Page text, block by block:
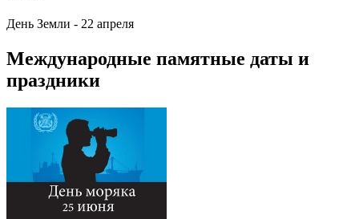
День Земли - 22 апреля
Международные памятные даты и
праздники